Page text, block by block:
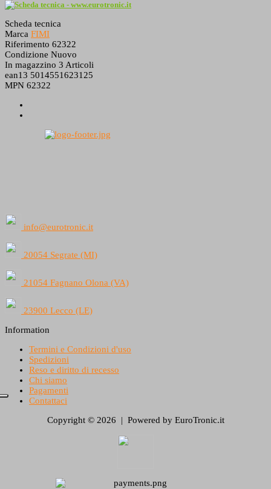
Scheda tecnica
Marca FIMI
Riferimento 62322
Condizione Nuovo
In magazzino 3 Articoli
ean13 5014551623125
MPN 62322
info@eurotronic.it
20054 Segrate (MI)
21054 Fagnano Olona (VA)
23900 Lecco (LE)
Information
Termini e Condizioni d'uso
Spedizioni
Reso e diritto di recesso
Chi siamo
Pagamenti
Contattaci
Copyright © 2026 | Powered by EuroTronic.it